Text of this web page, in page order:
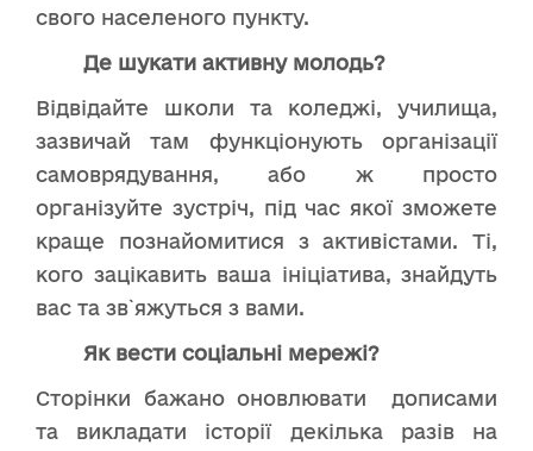
свого населеного пункту.
Де шукати активну молодь?
Відвідайте школи та коледжі, училища,
зазвичай там функціонують організації
самоврядування, або ж просто
організуйте зустріч, під час якої зможете
краще познайомитися з активістами. Ті,
кого зацікавить ваша ініціатива, знайдуть
вас та зв`яжуться з вами.
Як вести соціальні мережі?
Сторінки бажано оновлювати дописами
та викладати історії декілька разів на